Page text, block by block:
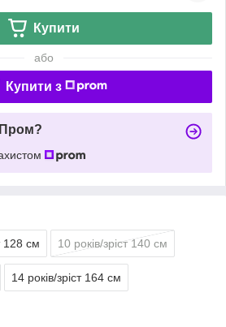
Купити
або
Купити з
Пром?
128 см 10 років/зріст 140 см
14 років/зріст 164 см